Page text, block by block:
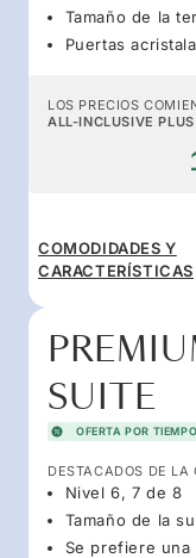
Tamaño de la
Puertas
LOS PRECIOS
ALL-INCLUSIVE PLUS
COMODIDADES Y
CARACTERÍSTICAS
SUITE
OFERTA POR
DESTACADOS DE LA
Nivel 6, 7 de 8
Tamaño de la
Se prefiere